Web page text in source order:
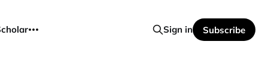
Sign in Subscribe